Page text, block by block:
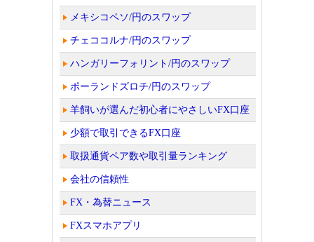
メキシコペソ/円のスワップ
チェココルナ/円のスワップ
ハンガリーフォリント/円のスワップ
ポーランドズロチ/円のスワップ
羊飼いが選んだ初心者にやさしいFX口座
少額で取引できるFX口座
取扱通貨ペア数や取引量ランキング
会社の信頼性
FX・為替ニュース
FXスマホアプリ